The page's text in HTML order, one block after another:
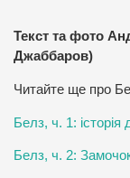
Текст та фото
Джаббаров)
Читайте ще про
Белз, ч. 1: історія
Белз, ч. 2: